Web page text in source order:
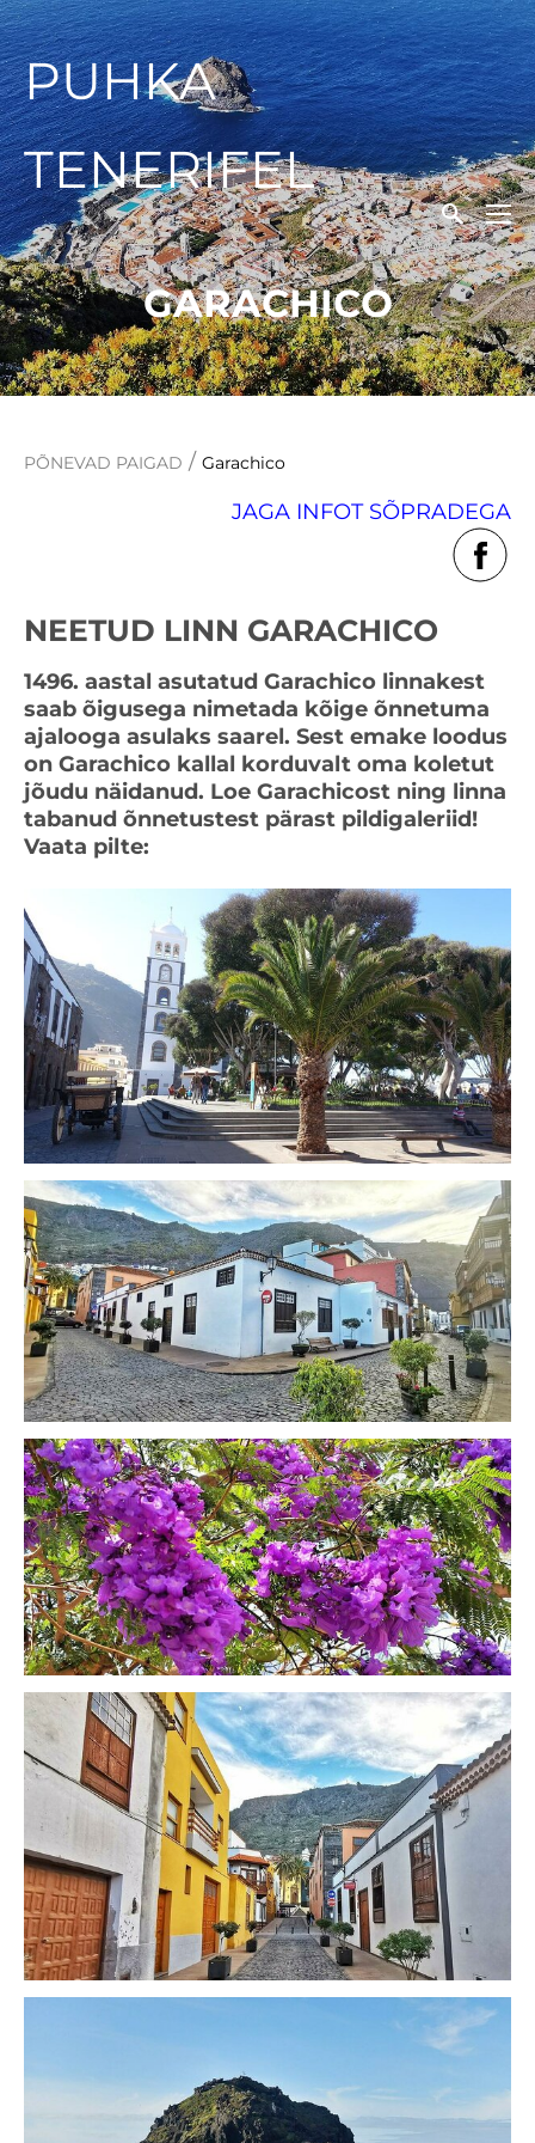
PUHKA
TENERIFEL
GARACHICO
PÕNEVAD PAIGAD / Garachico
JAGA INFOT SÕPRADEGA
NEETUD LINN GARACHICO
1496. aastal asutatud Garachico linnakest
saab õigusega nimetada kõige õnnetuma
ajalooga asulaks saarel. Sest emake loodus
on Garachico kallal korduvalt oma koletut
jõudu näidanud. Loe Garachicost ning linna
tabanud õnnetustest pärast pildigaleriid!
Vaata pilte: